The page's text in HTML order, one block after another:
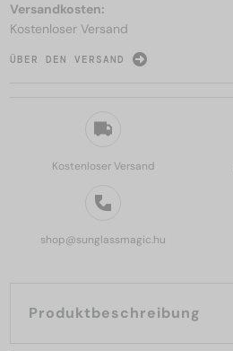
Kostenloser Versand
shop@sunglassmagic.hu
Produktbeschreibung
Versandkosten:
Kostenloser Versand
ÜBER DEN VERSAND